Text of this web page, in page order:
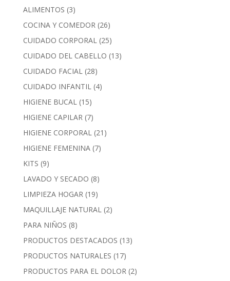
ALIMENTOS (3)
COCINA Y COMEDOR (26)
CUIDADO CORPORAL (25)
CUIDADO DEL CABELLO (13)
CUIDADO FACIAL (28)
CUIDADO INFANTIL (4)
HIGIENE BUCAL (15)
HIGIENE CAPILAR (7)
HIGIENE CORPORAL (21)
HIGIENE FEMENINA (7)
KITS (9)
LAVADO Y SECADO (8)
LIMPIEZA HOGAR (19)
MAQUILLAJE NATURAL (2)
PARA NIÑOS (8)
PRODUCTOS DESTACADOS (13)
PRODUCTOS NATURALES (17)
PRODUCTOS PARA EL DOLOR (2)